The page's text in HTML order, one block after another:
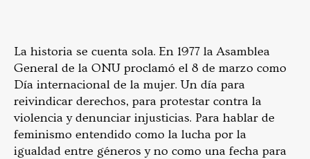
La historia se cuenta sola. En 1977 la Asamblea
General de la ONU proclamó el 8 de marzo como
Día internacional de la mujer. Un día para
reivindicar derechos, para protestar contra la
violencia y denunciar injusticias. Para hablar de
feminismo entendido como la lucha por la
igualdad entre géneros y no como una fecha para